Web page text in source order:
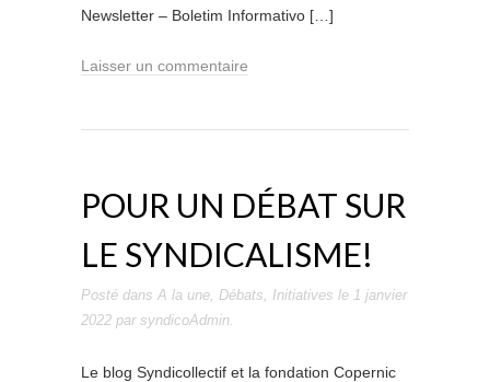
Newsletter – Boletim Informativo […]
Laisser un commentaire
POUR UN DÉBAT SUR
LE SYNDICALISME!
Posté dans A la une, Débats, Initiatives le 1 janvier
2022 par syndicoAdmin.
Le blog Syndicollectif et la fondation Copernic